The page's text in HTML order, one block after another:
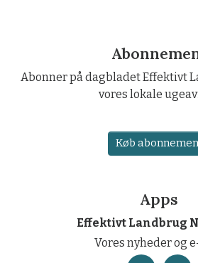
Abonner på dagbladet Effektivt
vores lokale
Køb
Apps
Effektivt Landbrug
Vores nyheder og